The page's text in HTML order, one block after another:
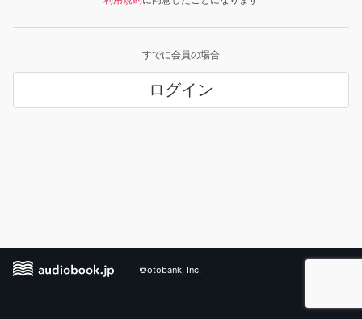
すでに会員の場合
ログイン
©otobank, Inc.